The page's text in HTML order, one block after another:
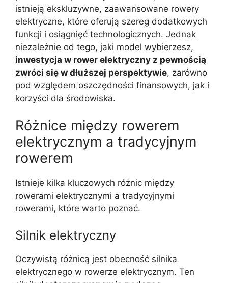
istnieją ekskluzywne, zaawansowane rowery
elektryczne, które oferują szereg dodatkowych
funkcji i osiągnięć technologicznych. Jednak
niezależnie od tego, jaki model wybierzesz,
inwestycja w rower elektryczny z pewnością
zwróci się w dłuższej perspektywie, zarówno
pod względem oszczędności finansowych, jak i
korzyści dla środowiska.
Różnice między rowerem
elektrycznym a tradycyjnym
rowerem
Istnieje kilka kluczowych różnic między
rowerami elektrycznymi a tradycyjnymi
rowerami, które warto poznać.
Silnik elektryczny
Oczywistą różnicą jest obecność silnika
elektrycznego w rowerze elektrycznym. Ten